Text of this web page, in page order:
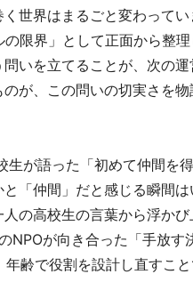
世界はまるごと変わって
限界」として正面から整
いを立てることが、次の
が、この問いの切実さを物
が語った「初めて仲間を
「仲間」だと感じる瞬間
の高校生の言葉から浮かび
が向き合った「手放す
齢で役割を設計し直すこ